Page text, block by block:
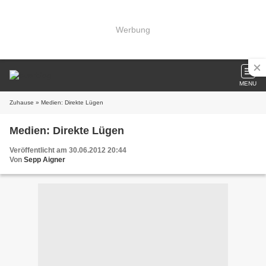
Werbung
MENU
Zuhause » Medien: Direkte Lügen
Medien: Direkte Lügen
Veröffentlicht am 30.06.2012 20:44
Von Sepp Aigner